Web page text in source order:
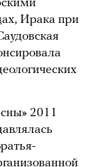
Ирака при
2011